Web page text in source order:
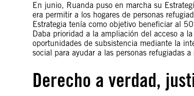
En junio, Ruanda puso en marcha su
era permitir a los hogares de personas
Estrategia tenía como objetivo beneficiar al
Daba prioridad a la ampliación del acceso a
oportunidades de subsistencia mediante la
social para ayudar a las personas refugiadas
Derecho a verdad,